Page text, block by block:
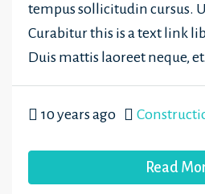
tempus sollicitudin cursus.
Curabitur this is a text link
Duis mattis laoreet neque,
10 years ago
Read